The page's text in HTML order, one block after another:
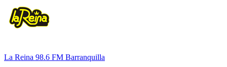
La Reina 98.6 FM Barranquilla